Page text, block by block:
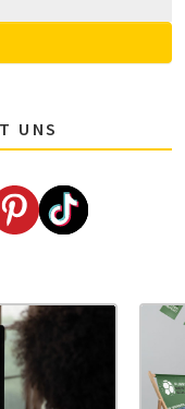
UNS